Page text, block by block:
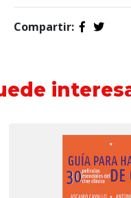
Compartir: